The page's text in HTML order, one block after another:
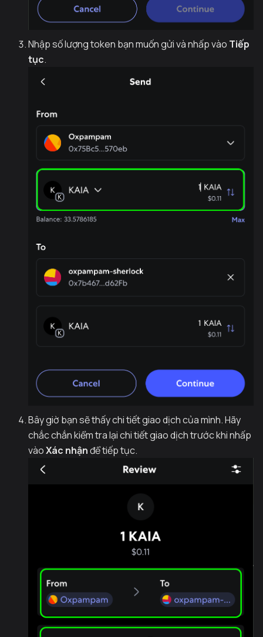
Nhập số lượng token bạn muốn gửi và nhấp vào Tiếp
tục.
Bây giờ bạn sẽ thấy chi tiết giao dịch của mình. Hãy
chắc chắn kiểm tra lại chi tiết giao dịch trước khi nhấp
vàoXác nhậnđể tiếp tục.